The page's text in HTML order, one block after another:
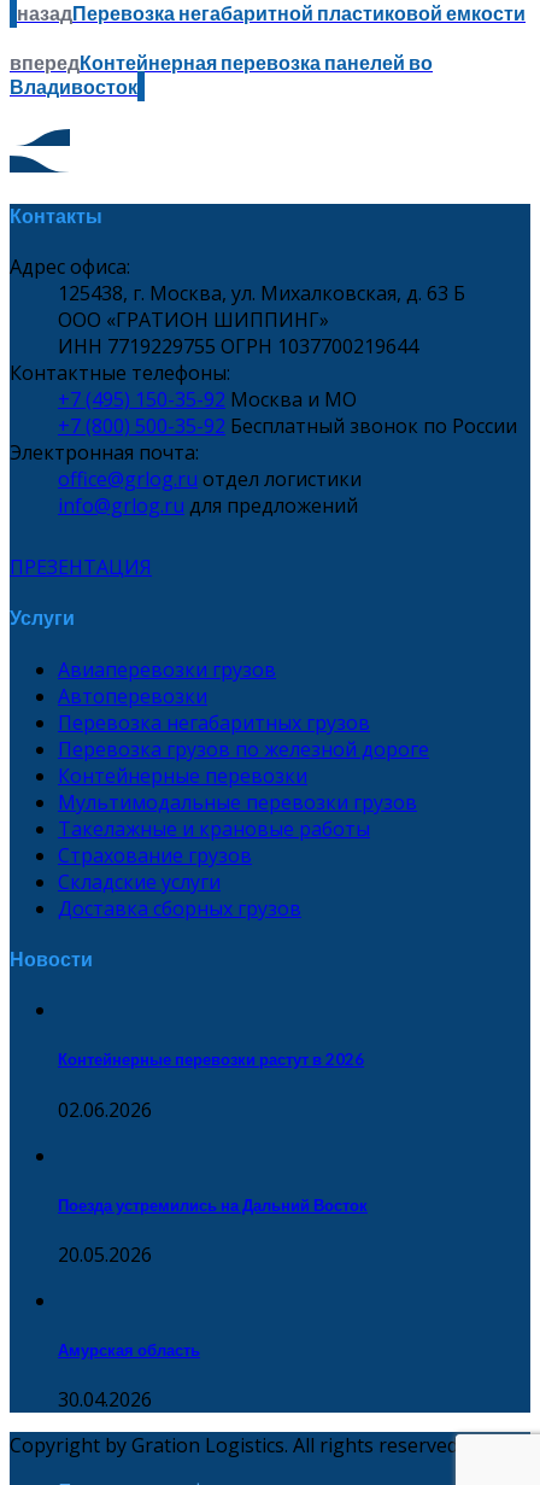
назадПеревозка негабаритной пластиковой емкости
впередКонтейнерная перевозка панелей во
Владивосток
Контакты
Адрес офиса:
125438, г. Москва, ул. Михалковская, д. 63 Б
ООО «ГРАТИОН ШИППИНГ»
ИНН 7719229755 ОГРН 1037700219644
Контактные телефоны:
+7 (495) 150-35-92 Москва и МО
+7 (800) 500-35-92 Бесплатный звонок по России
Электронная почта:
office@grlog.ru отдел логистики
info@grlog.ru для предложений
ПРЕЗЕНТАЦИЯ
Услуги
Авиаперевозки грузов
Автоперевозки
Перевозка негабаритных грузов
Перевозка грузов по железной дороге
Контейнерные перевозки
Мультимодальные перевозки грузов
Такелажные и крановые работы
Страхование грузов
Складские услуги
Доставка сборных грузов
Новости
Контейнерные перевозки растут в 2026
02.06.2026
Поезда устремились на Дальний Восток
20.05.2026
Амурская область
30.04.2026
Copyright by Gration Logistics. All rights reserved